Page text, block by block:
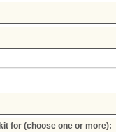
for (choose one or more):